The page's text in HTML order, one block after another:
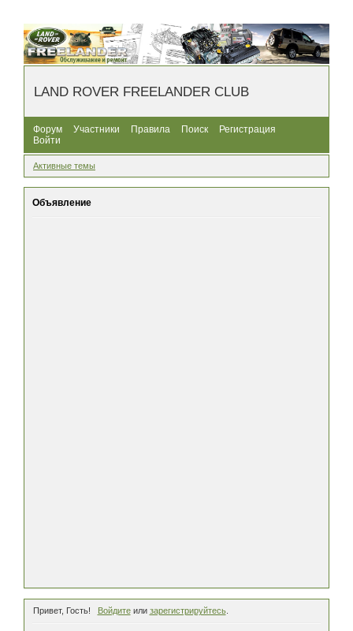
LAND ROVER FREELANDER CLUB
Форум Участники Правила Поиск
Регистрация
Войти
Активные темы
Объявление
Привет, Гость! Войдитеили зарегистрируйтесь.